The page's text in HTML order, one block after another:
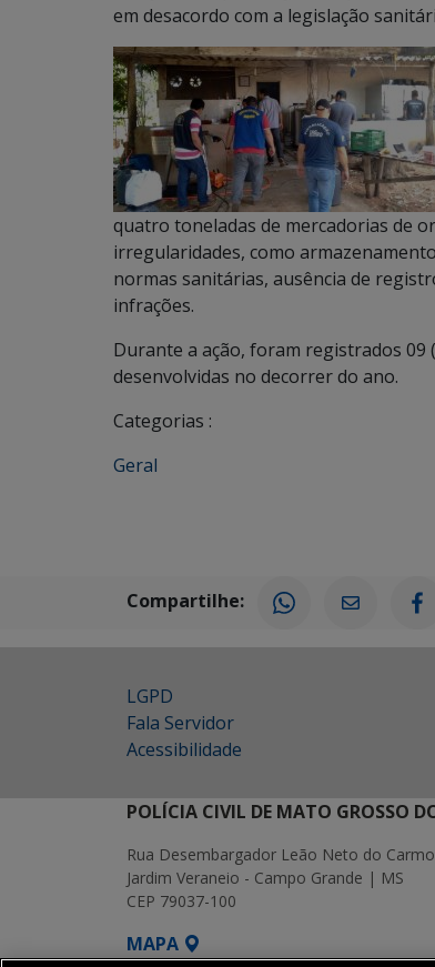
em desacordo com a legislação
quatro toneladas de mercadorias de
irregularidades, como
normas sanitárias, ausência de
infrações.
Durante a ação, foram registrados 09
desenvolvidas no decorrer do ano.
Categorias :
Geral
Compartilhe:
LGPD
Fala Servidor
Acessibilidade
POLÍCIA CIVIL DE MATO GROSSO
Rua Desembargador Leão Neto do
Jardim Veraneio - Campo Grande | MS
CEP 79037-100
MAPA